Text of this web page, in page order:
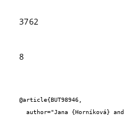
3762
8
@article{BUT98946,